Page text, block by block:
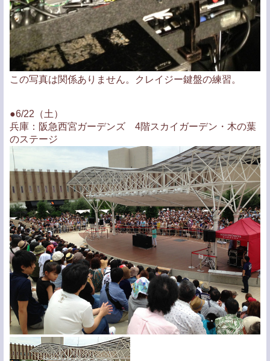
この写真は関係ありません。クレイジー鍵盤の練習。
●6/22（土）
兵庫：阪急西宮ガーデンズ 4階スカイガーデン・木の葉
のステージ